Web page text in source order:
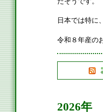
日本では特に
令和８年産の
2026年